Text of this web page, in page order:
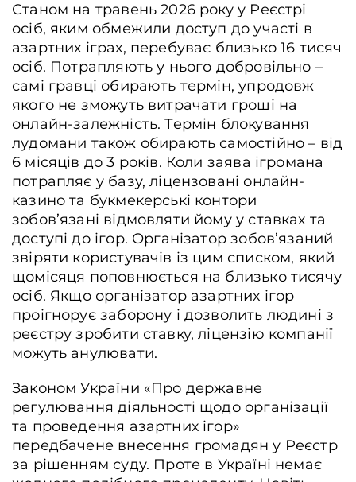
Станом на травень 2026 року у Реєстрі
осіб, яким обмежили доступ до участі в
азартних іграх, перебуває близько 16 тисяч
осіб. Потрапляють у нього добровільно –
самі гравці обирають термін, упродовж
якого не зможуть витрачати гроші на
онлайн-залежність. Термін блокування
лудомани також обирають самостійно – від
6 місяців до 3 років. Коли заява ігромана
потрапляє у базу, ліцензовані онлайн-
казино та букмекерські контори
зобов’язані відмовляти йому у ставках та
доступі до ігор. Організатор зобов’язаний
звіряти користувачів із цим списком, який
щомісяця поповнюється на близько тисячу
осіб. Якщо організатор азартних ігор
проігнорує заборону і дозволить людині з
реєстру зробити ставку, ліцензію компанії
можуть анулювати.
Законом України «Про державне
регулювання діяльності щодо організації
та проведення азартних ігор»
передбачене внесення громадян у Реєстр
за рішенням суду. Проте в Україні немає